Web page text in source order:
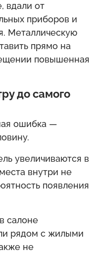
вдали от
приборов и
Металлическую
прямо на
повышенная
до самого
ошибка —
увеличиваются в
внутри не
появления
салоне
рядом с жилыми
не